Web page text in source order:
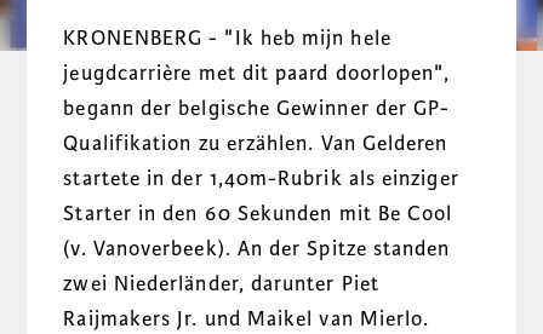
KRONENBERG - "Ik heb mijn hele
jeugdcarrière met dit paard doorlopen",
begann der belgische Gewinner der GP-
Qualifikation zu erzählen. Van Gelderen
startete in der 1,40m-Rubrik als einziger
Starter in den 60 Sekunden mit Be Cool
(v. Vanoverbeek). An der Spitze standen
zwei Niederländer, darunter Piet
Raijmakers Jr. und Maikel van Mierlo.